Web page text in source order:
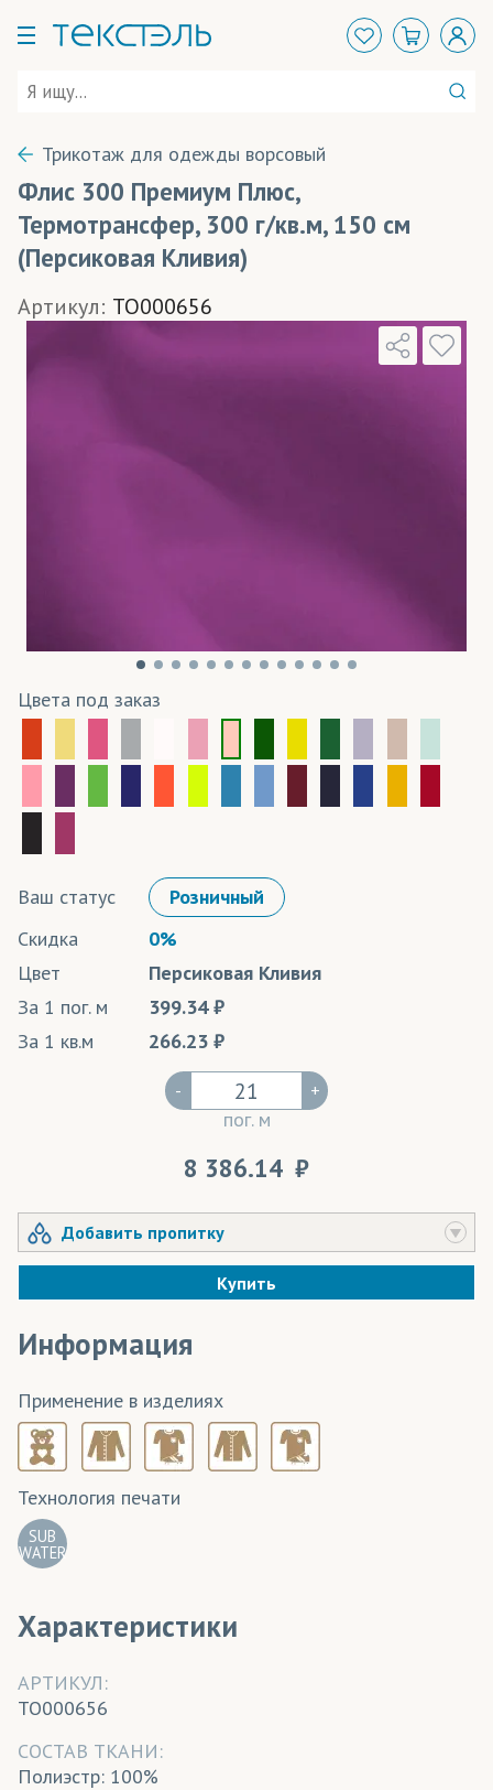
Трикотаж для одежды ворсовый
Флис 300 Премиум Плюс,
Термотрансфер, 300 г/кв.м, 150 см
(Персиковая Кливия)
Артикул: TO000656
Цвета под заказ
Ваш статус
Розничный
Скидка
0%
Цвет
Персиковая Кливия
За 1 пог. м
399.34
За 1 кв.м
266.23
-
пог. м
+
8 386.14
Добавить пропитку
Купить
Информация
Применение в изделиях
Технология печати
SUB
WATER
Характеристики
АРТИКУЛ:
TO000656
CОСТАВ ТКАНИ:
Полиэстр: 100%